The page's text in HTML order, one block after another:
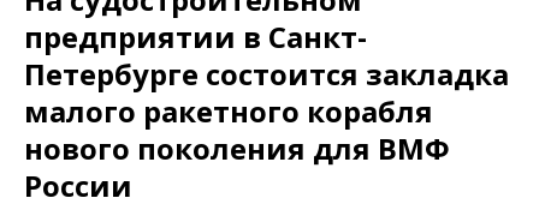
предприятии в Санкт-
Петербурге состоится закладка
малого ракетного корабля
нового поколения для ВМФ
России